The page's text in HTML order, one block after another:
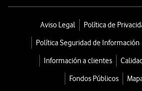
Aviso Legal
Política de
Política Seguridad de Información
Información a clientes
Fondos Públicos